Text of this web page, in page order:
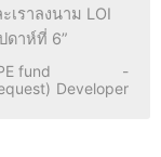
เราลงนาม LOI
ดาห์ที่ 6”
fund
-
Developer